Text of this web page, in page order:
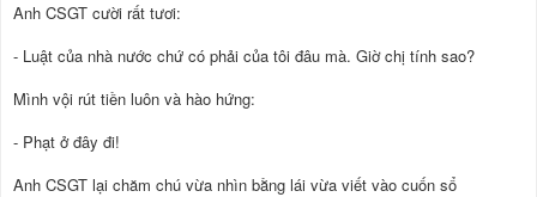
Anh CSGT cười rất tươi:
- Luật của nhà nước chứ có phải của tôi đâu mà. Giờ chị tính sao?
Mình vội rút tiền luôn và hào hứng:
- Phạt ở đây đi!
Anh CSGT lại chăm chú vừa nhìn bằng lái vừa viết vào cuốn sổ